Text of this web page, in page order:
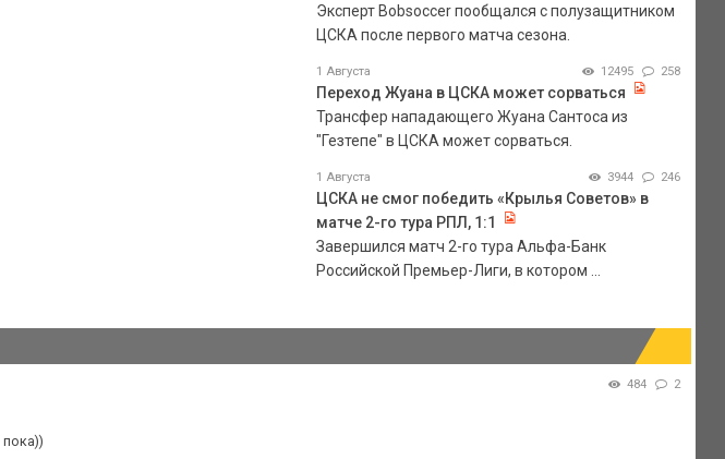
Эксперт Bobsoccer пообщался с полузащитником
ЦСКА после первого матча сезона.
1 Августа 12495 258
Переход Жуана в ЦСКА может сорваться
Трансфер нападающего Жуана Сантоса из
"Гезтепе" в ЦСКА может сорваться.
1 Августа 3944 246
ЦСКА не смог победить «Крылья Советов» в
матче 2-го тура РПЛ, 1:1
Завершился матч 2-го тура Альфа-Банк
Российской Премьер-Лиги, в котором ...
484 2